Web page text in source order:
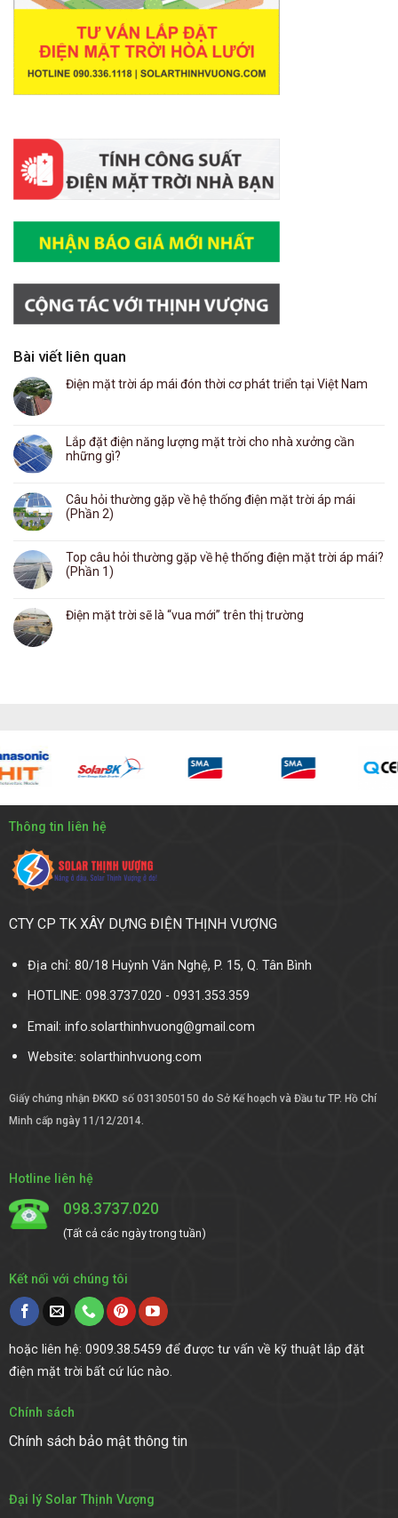
Bài viết liên quan
Điện mặt trời áp mái đón thời cơ phát triển tại Việt Nam
Lắp đặt điện năng lượng mặt trời cho nhà xưởng cần
những gì?
Câu hỏi thường gặp về hệ thống điện mặt trời áp mái
(Phần 2)
Top câu hỏi thường gặp về hệ thống điện mặt trời áp mái?
(Phần 1)
Điện mặt trời sẽ là “vua mới” trên thị trường
Thông tin liên hệ
CTY CP TK XÂY DỰNG ĐIỆN THỊNH VƯỢNG
Địa chỉ: 80/18 Huỳnh Văn Nghệ, P. 15, Q. Tân Bình
HOTLINE: 098.3737.020 - 0931.353.359
Email: info.solarthinhvuong@gmail.com
Website: solarthinhvuong.com
Giấy chứng nhận ĐKKD số 0313050150 do Sở Kế hoạch và Đầu tư TP. Hồ Chí
Minh cấp ngày 11/12/2014.
Hotline liên hệ
098.3737.020
(Tất cả các ngày trong tuần)
Kết nối với chúng tôi
hoặc liên hệ: 0909.38.5459 để được tư vấn về kỹ thuật lắp đặt
điện mặt trời bất cứ lúc nào.
Chính sách
Chính sách bảo mật thông tin
Đại lý Solar Thịnh Vượng